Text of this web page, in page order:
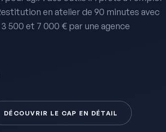
en atelier de 90 minutes avec
500 et 7 000 € par une agence
DÉCOUVRIR LE CAP EN DÉTAIL